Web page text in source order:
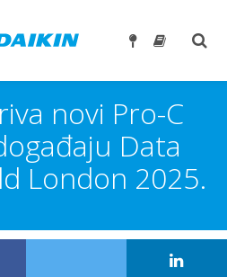
novi Pro-C
Data
London 2025.